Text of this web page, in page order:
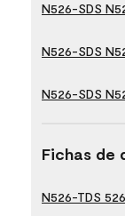
N526-SDS
N526-SDS
N526-SDS
Fichas de
N526-TDS